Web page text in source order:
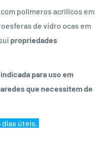
polímeros acrílicos em
de vidro ocas em
propriedades
indicada para uso em
que necessitem de
úteis.